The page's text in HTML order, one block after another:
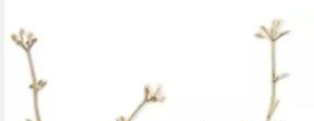
HOMSY BY ANA JOHNSON
Tischvase Floriva, 40x18,5cm,
St), hochwertige Keramik aus einer
Manufaktur,Made in Europe